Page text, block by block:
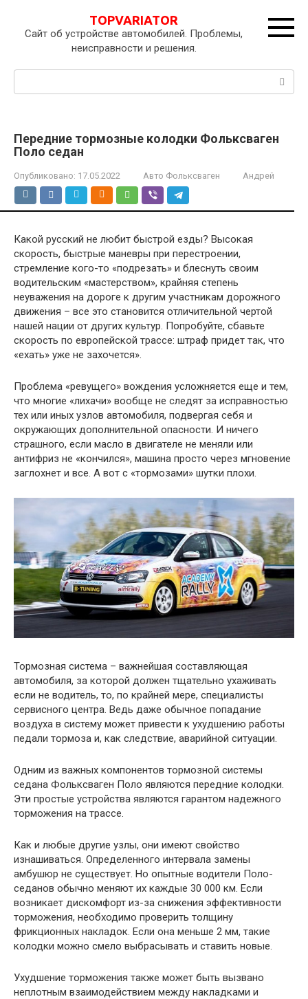
контенту
TOPVARIATOR
Сайт об устройстве автомобилей. Проблемы,
неисправности и решения.
Поиск:
Передние тормозные колодки Фольксваген
Поло седан
Опубликовано: 17.05.2022 Авто Фольксваген Андрей
Какой русский не любит быстрой езды? Высокая
скорость, быстрые маневры при перестроении,
стремление кого-то «подрезать» и блеснуть своим
водительским «мастерством», крайняя степень
неуважения на дороге к другим участникам дорожного
движения – все это становится отличительной чертой
нашей нации от других культур. Попробуйте, сбавьте
скорость по европейской трассе: штраф придет так, что
«ехать» уже не захочется».
Проблема «ревущего» вождения усложняется еще и тем,
что многие «лихачи» вообще не следят за исправностью
тех или иных узлов автомобиля, подвергая себя и
окружающих дополнительной опасности. И ничего
страшного, если масло в двигателе не меняли или
антифриз не «кончился», машина просто через мгновение
заглохнет и все. А вот с «тормозами» шутки плохи.
Тормозная система – важнейшая составляющая
автомобиля, за которой должен тщательно ухаживать
если не водитель, то, по крайней мере, специалисты
сервисного центра. Ведь даже обычное попадание
воздуха в систему может привести к ухудшению работы
педали тормоза и, как следствие, аварийной ситуации.
Одним из важных компонентов тормозной системы
седана Фольксваген Поло являются передние колодки.
Эти простые устройства являются гарантом надежного
торможения на трассе.
Как и любые другие узлы, они имеют свойство
изнашиваться. Определенного интервала замены
амбушюр не существует. Но опытные водители Поло-
седанов обычно меняют их каждые 30 000 км. Если
возникает дискомфорт из-за снижения эффективности
торможения, необходимо проверить толщину
фрикционных накладок. Если она меньше 2 мм, такие
колодки можно смело выбрасывать и ставить новые.
Ухудшение торможения также может быть вызвано
неплотным взаимодействием между накладками и